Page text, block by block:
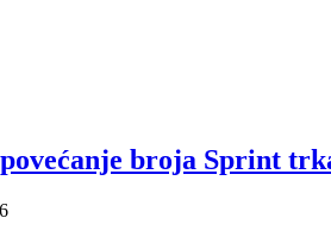
broja Sprint